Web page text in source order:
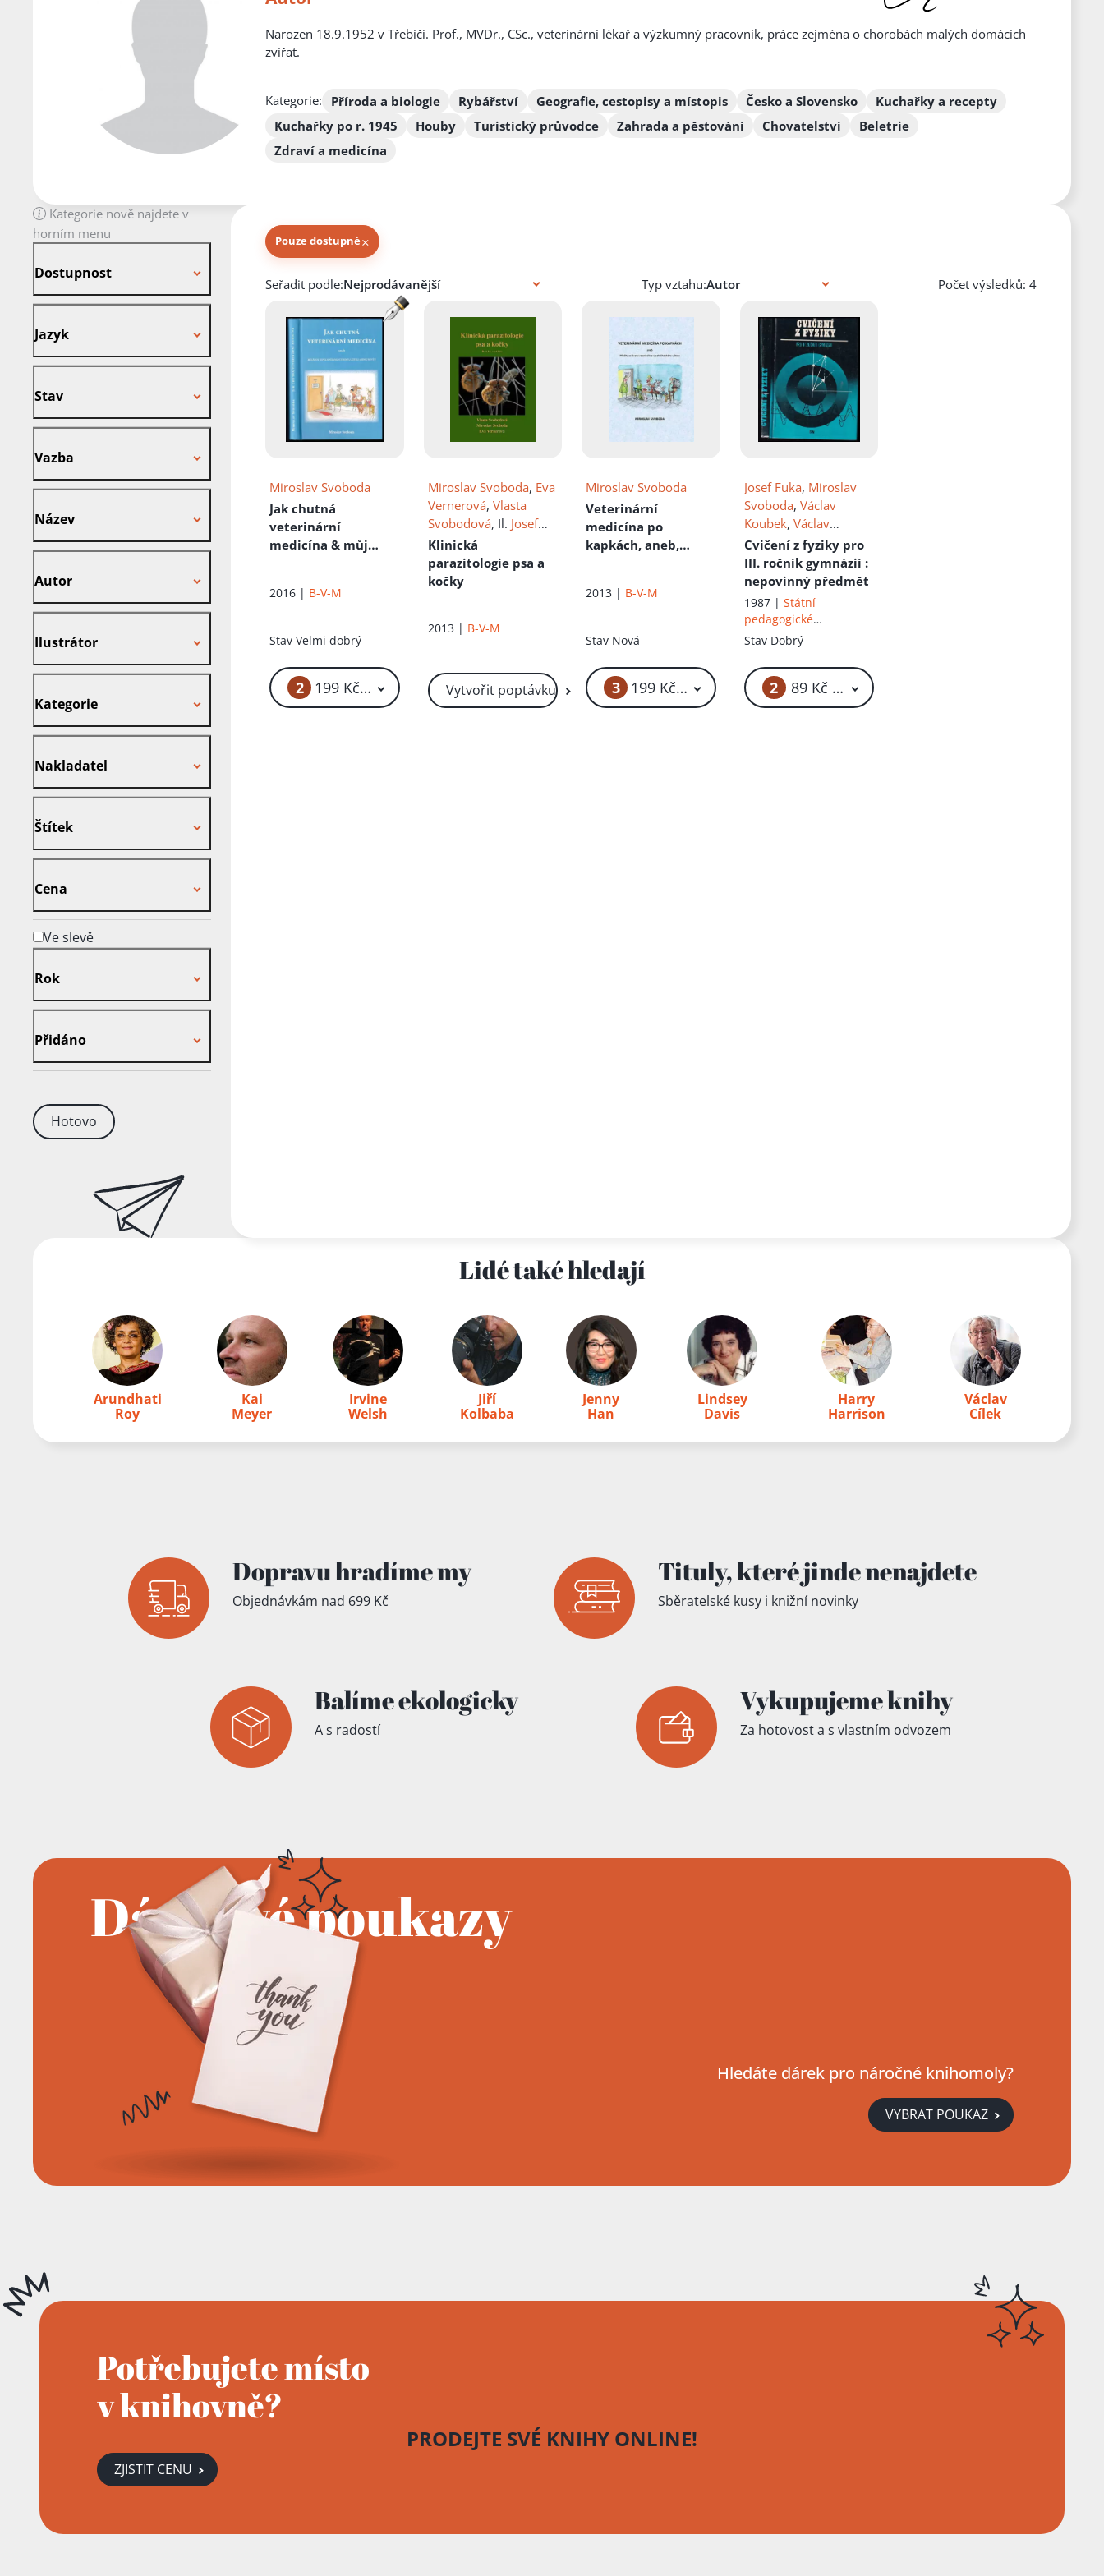
Narozen 18.9.1952 v Třebíči. Prof., MVDr., CSc., veterinární lékař a výzkumný pracovník, práce zejména o chorobách malých domácích
zvířat.
Kategorie: Příroda a biologie Rybářství Geografie, cestopisy a místopis Česko a Slovensko
Kuchařky a recepty
Kuchařky po r. 1945
Houby Turistický průvodce Zahrada a pěstování Chovatelství
Beletrie
Zdraví a medicína
Kategorie nově najdete v
horním menu
Dostupnost
Jazyk
Stav
Vazba
Název
Autor
Ilustrátor
Kategorie
Nakladatel
Štítek
Cena
Ve slevě
Rok
Přidáno
Hotovo
Pouze dostupné×
Knihy autora
Seřadit podle: Typ vztahu: Počet výsledků: 4
Miroslav Svoboda
Jak chutná
veterinární
medicína & můj
učiteli a jinou havětí
2016 | B-V-M
StavVelmi dobrý
2 199 Kč – 249 Kč
Miroslav Svoboda, Eva
Vernerová, Vlasta
Svobodová, Il. Josef
Zatloukal
Klinická
parazitologie psa a
kočky
2013 | B-V-M
Vytvořit poptávku
Miroslav Svoboda
Veterinární
medicína po
kapkách, aneb,
vysokoškolského
2013 | B-V-M
Stav Nová
3 199 Kč – 299 Kč
Josef Fuka, Miroslav
Svoboda, Václav
Koubek, Václav
Houdek
Cvičení z fyziky pro
III. ročník gymnázií :
nepovinný předmět
1987 | Státní
pedagogické
nakladatelství
Stav Dobrý
2 89 Kč – 99 Kč
Lidé také hledají
Arundhati
Roy
Kai
Meyer
Irvine
Welsh
Jiří
Kolbaba
Jenny
Han
Lindsey
Davis
Harry
Harrison
Václav
Cílek
Dopravu hradíme my
Objednávkám nad 699 Kč
Tituly,které jindenenajdete
Sběratelské kusy i knižní novinky
Balíme ekologicky
A s radostí
Vykupujeme knihy
Za hotovost a s vlastním odvozem
Dárkové poukazy
Hledáte dárek pro náročné knihomoly?
VYBRAT POUKAZ
Potřebujete místo
v knihovně?
PRODEJTE SVÉ KNIHY ONLINE!
ZJISTIT CENU